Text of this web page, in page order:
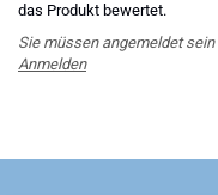
das Produkt bewertet.
Sie müssen angemeldet
Anmelden